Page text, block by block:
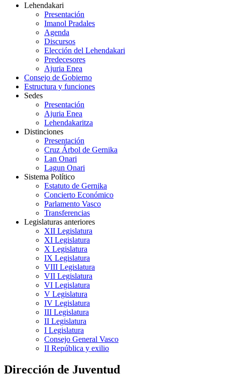
Lehendakari
Presentación
Imanol Pradales
Agenda
Discursos
Elección del Lehendakari
Predecesores
Ajuria Enea
Consejo de Gobierno
Estructura y funciones
Sedes
Presentación
Ajuria Enea
Lehendakaritza
Distinciones
Presentación
Cruz Árbol de Gernika
Lan Onari
Lagun Onari
Sistema Político
Estatuto de Gernika
Concierto Económico
Parlamento Vasco
Transferencias
Legislaturas anteriores
XII Legislatura
XI Legislatura
X Legislatura
IX Legislatura
VIII Legislatura
VII Legislatura
VI Legislatura
V Legislatura
IV Legislatura
III Legislatura
II Legislatura
I Legislatura
Consejo General Vasco
II República y exilio
Dirección de Juventud